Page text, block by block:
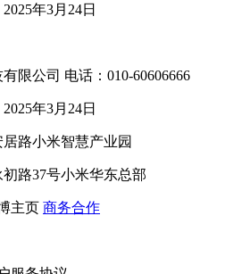
年3月24日
限公司 电话：010-60606666
年3月24日
路小米智慧产业园
路37号小米华东总部
主页 商务合作